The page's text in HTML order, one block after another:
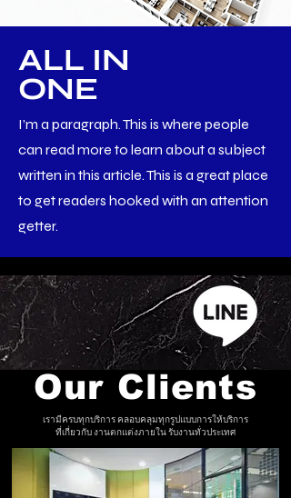
ALL IN
ONE
I’m a paragraph. This is where people
can read more to learn about a subject
written in this article. This is a great place
to get readers hooked with an attention
getter.
Our Clients
เรามีครบทุกบริการ คลอบคลุมทุกรูปแบบการให้บริการ
ที่เกี่ยวกับ งานตกแต่งภายใน รับงานทั่วประเทศ